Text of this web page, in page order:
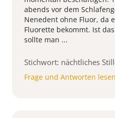
abends vor dem
Nenedent ohne Fluor, da
Fluorette bekommt. Ist
sollte man ...
Stichwort: nächtliches
Frage und Antworten lesen